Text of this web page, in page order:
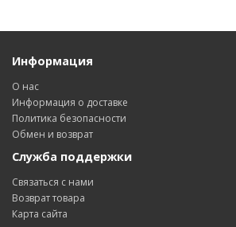
Информация
О нас
Информация о доставке
Политика безопасности
Обмен и возврат
Служба поддержки
Связаться с нами
Возврат товара
Карта сайта